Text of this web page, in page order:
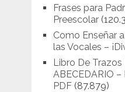
Frases para
Preescolar
Como Enseñar
las Vocales –
Libro De Trazos
ABECEDARIO
PDF (87.879)